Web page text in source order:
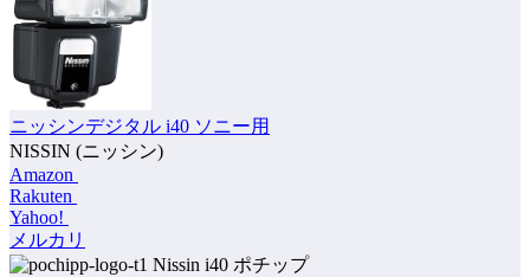
ニッシンデジタル i40 ソニー用
NISSIN (ニッシン)
Amazon
Rakuten
Yahoo!
メルカリ
ポチップ